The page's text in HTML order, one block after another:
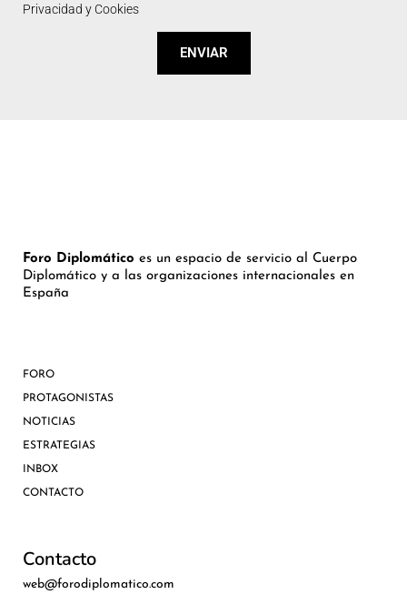
Privacidad y Cookies
ENVIAR
Foro Diplomático es un espacio de servicio al Cuerpo
Diplomático y a las organizaciones internacionales en
España
FORO
PROTAGONISTAS
NOTICIAS
ESTRATEGIAS
INBOX
CONTACTO
Contacto
web@forodiplomatico.com